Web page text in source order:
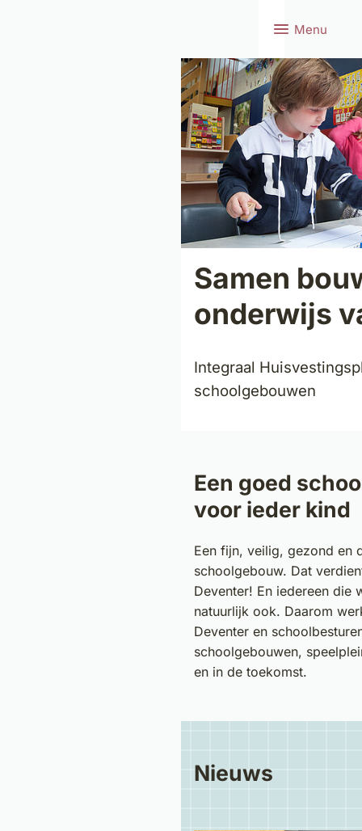
Menu
Samen
onderwijs
Integraal
schoolgebouwen
Een goed
voor ieder kind
Een fijn, veilig, gezond en
schoolgebouw. Dat
Deventer! En iedereen die
natuurlijk ook. Daarom
Deventer en
schoolgebouwen,
en in de toekomst.
Nieuws